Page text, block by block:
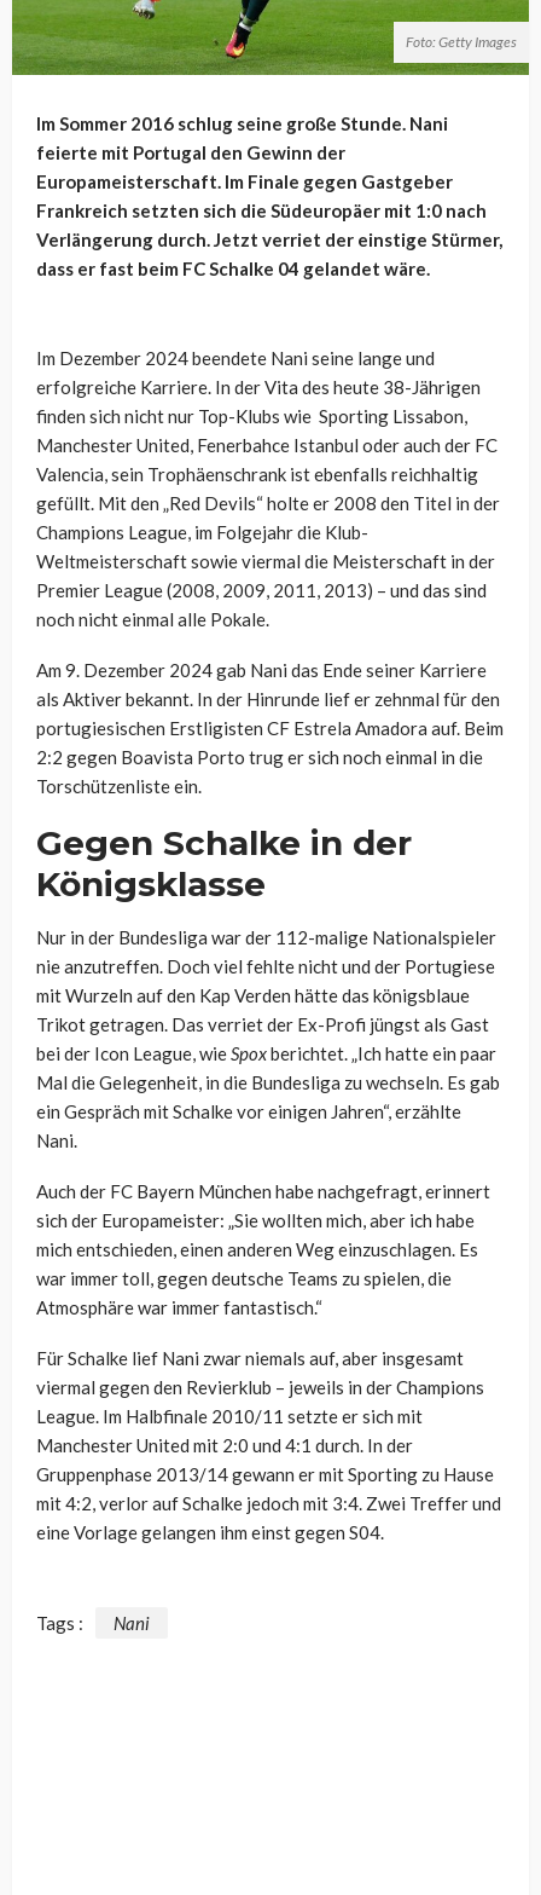
Foto: Getty Images
Im Sommer 2016 schlug seine große Stunde. Nani
feierte mit Portugal den Gewinn der
Europameisterschaft. Im Finale gegen Gastgeber
Frankreich setzten sich die Südeuropäer mit 1:0 nach
Verlängerung durch. Jetzt verriet der einstige Stürmer,
dass er fast beim FC Schalke 04 gelandet wäre.
Im Dezember 2024 beendete Nani seine lange und
erfolgreiche Karriere. In der Vita des heute 38-Jährigen
finden sich nicht nur Top-Klubs wie Sporting Lissabon,
Manchester United, Fenerbahce Istanbul oder auch der FC
Valencia, sein Trophäenschrank ist ebenfalls reichhaltig
gefüllt. Mit den „Red Devils“ holte er 2008 den Titel in der
Champions League, im Folgejahr die Klub-
Weltmeisterschaft sowie viermal die Meisterschaft in der
Premier League (2008, 2009, 2011, 2013) – und das sind
noch nicht einmal alle Pokale.
Am 9. Dezember 2024 gab Nani das Ende seiner Karriere
als Aktiver bekannt. In der Hinrunde lief er zehnmal für den
portugiesischen Erstligisten CF Estrela Amadora auf. Beim
2:2 gegen Boavista Porto trug er sich noch einmal in die
Torschützenliste ein.
Gegen Schalke in der
Königsklasse
Nur in der Bundesliga war der 112-malige Nationalspieler
nie anzutreffen. Doch viel fehlte nicht und der Portugiese
mit Wurzeln auf den Kap Verden hätte das königsblaue
Trikot getragen. Das verriet der Ex-Profi jüngst als Gast
bei der Icon League, wieSpoxberichtet. „Ich hatte ein paar
Mal die Gelegenheit, in die Bundesliga zu wechseln. Es gab
ein Gespräch mit Schalke vor einigen Jahren“, erzählte
Nani.
Auch der FC Bayern München habe nachgefragt, erinnert
sich der Europameister: „Sie wollten mich, aber ich habe
mich entschieden, einen anderen Weg einzuschlagen. Es
war immer toll, gegen deutsche Teams zu spielen, die
Atmosphäre war immer fantastisch.“
Für Schalke lief Nani zwar niemals auf, aber insgesamt
viermal gegen den Revierklub – jeweils in der Champions
League. Im Halbfinale 2010/11 setzte er sich mit
Manchester United mit 2:0 und 4:1 durch. In der
Gruppenphase 2013/14 gewann er mit Sporting zu Hause
mit 4:2, verlor auf Schalke jedoch mit 3:4. Zwei Treffer und
eine Vorlage gelangen ihm einst gegen S04.
Tags : Nani